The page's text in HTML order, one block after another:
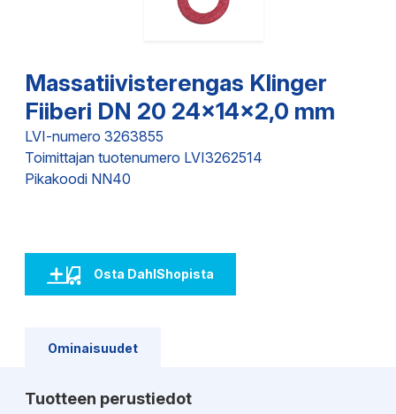
Massatiivisterengas Klinger
Fiiberi DN 20 24x14x2,0 mm
LVI-numero 3263855
Toimittajan tuotenumero LVI3262514
Pikakoodi NN40
Osta DahlShopista
Ominaisuudet
Tuotteen perustiedot